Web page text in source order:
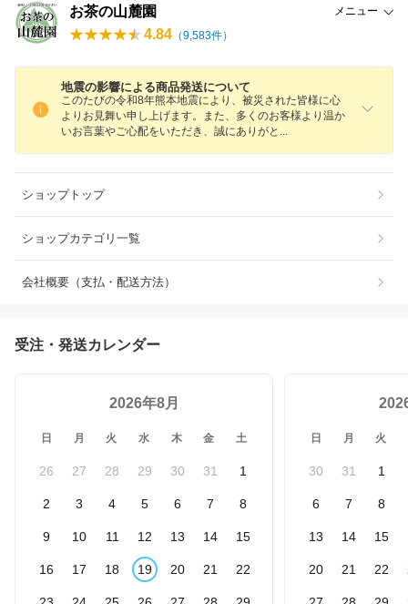
お茶の山麓園 メニュー
4.84 （9,583件）
地震の影響による商品発送について
このたびの令和8年熊本地震により、被災された皆様に心
よりお見舞い申し上げます。また、多くのお客様より温か
いお言葉やご心配をいただき、誠にありがと
ショップトップ
ショップカテゴリ一覧
会社概要（支払・配送方法）
受注・発送カレンダー
2026年8月
日 月 火 水 木 金 土
26 27 28 29 30 31 1
2 3 4 5 6 7 8
9 10 11 12 13 14 15
16 17 18 19 20 21 22
日 月 火
30 31 1
6 7 8
13 14 15
20 21 22